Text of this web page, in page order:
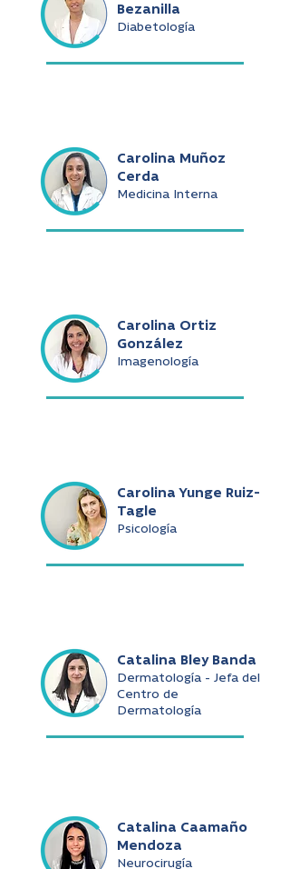
Bezanilla
Diabetología
Carolina Muñoz
Cerda
Medicina Interna
Carolina Ortiz
González
Imagenología
Carolina Yunge Ruiz-
Tagle
Psicología
Catalina Bley Banda
Dermatología - Jefa del
Centro de
Dermatología
Catalina Caamaño
Mendoza
Neurocirugía